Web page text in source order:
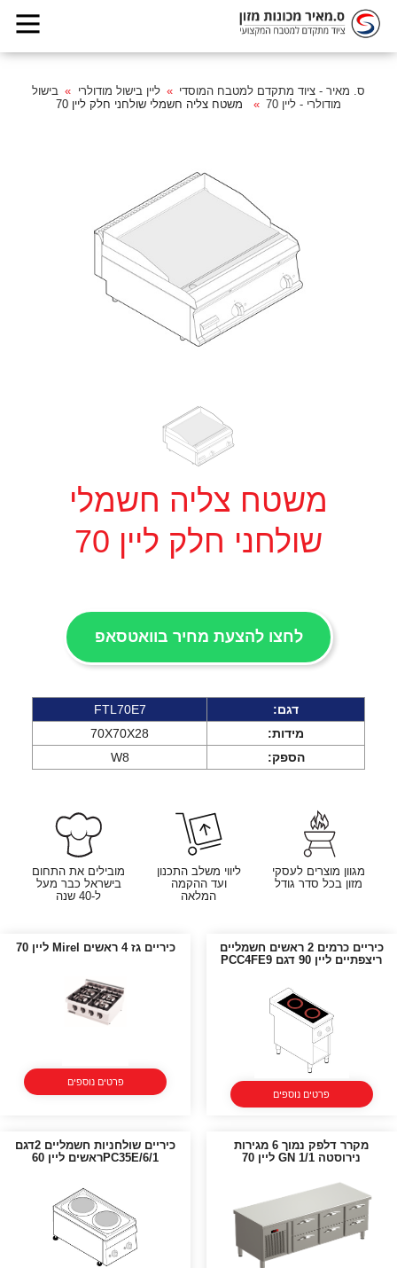
ס. מאיר - ציוד מתקדם למטבח המוסדי ליין בישול מודולרי
בישול
מודולרי - ליין 70
משטח צליה חשמלי שולחני חלק ליין 70
משטח צליה חשמלי
שולחני חלק ליין 70
לחצו להצעת מחיר בוואטסאפ
דגם:
FTL70E7
מידות:
70X70X28
הספק:
W8
מגוון מוצרים לעסקי
מזון בכל סדר גודל
ליווי משלב התכנון
ועד ההקמה
המלאה
מובילים את התחום
בישראל כבר מעל
ל-40 שנה
כיריים כרמים 2 ראשים חשמליים
ריצפתיים ליין 90 דגם PCC4FE9
פרטים נוספים
כיריים גז 4 ראשים Mirel ליין 70
פרטים נוספים
מקרר דלפק נמוך 6 מגירות
נירוסטה GN 1/1 ליין 70
כיריים שולחניות חשמליים 2דגם
PC35E/6/1ראשים ליין 60